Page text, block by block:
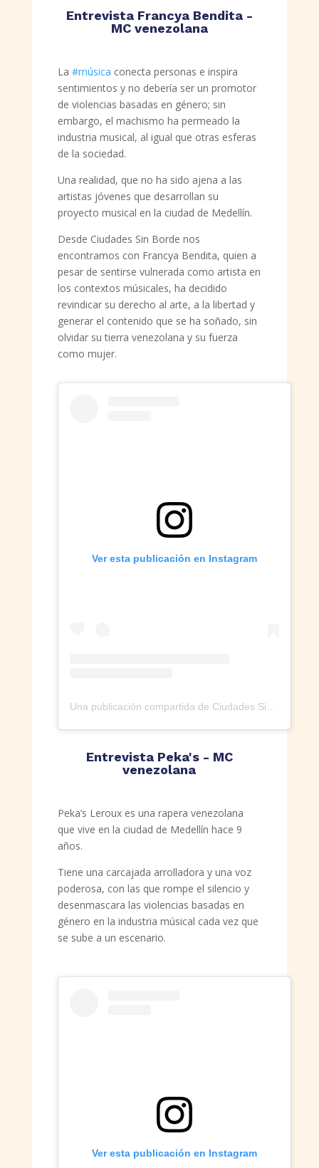
Entrevista Francya Bendita -
MC venezolana
La #música conecta personas e inspira
sentimientos y no debería ser un promotor
de violencias basadas en género; sin
embargo, el machismo ha permeado la
industria musical, al igual que otras esferas
de la sociedad.
Una realidad, que no ha sido ajena a las
artistas jóvenes que desarrollan su
proyecto musical en la ciudad de Medellín.
Desde Ciudades Sin Borde nos
encontramos con Francya Bendita, quien a
pesar de sentirse vulnerada como artista en
los contextos músicales, ha decidido
revindicar su derecho al arte, a la libertad y
generar el contenido que se ha soñado, sin
olvidar su tierra venezolana y su fuerza
como mujer.
Ver esta publicación en Instagram
Una publicación compartida de Ciudades Sin Borde (@ciudades_sinborde)
Entrevista Peka's - MC
venezolana
Peka’s Leroux es una rapera venezolana
que vive en la ciudad de Medellín hace 9
años.
Tiene una carcajada arrolladora y una voz
poderosa, con las que rompe el silencio y
desenmascara las violencias basadas en
género en la industria músical cada vez que
se sube a un escenario.
Ver esta publicación en Instagram